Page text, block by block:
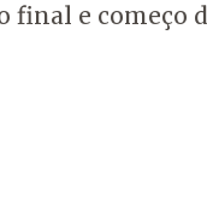
final e começo